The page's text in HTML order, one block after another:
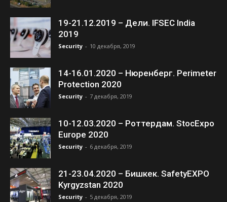
19-21.12.2019 – Дели. IFSEC India
2019
Security - 10 декабря, 2019
14-16.01.2020 – Нюренберг. Perimeter
Protection 2020
Security - 7 декабря, 2019
10-12.03.2020 – Роттердам. StocExpo
Europe 2020
Security - 6 декабря, 2019
21-23.04.2020 – Бишкек. SafetyEXPO
Kyrgyzstan 2020
Security - 5 декабря, 2019